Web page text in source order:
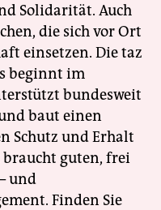
Solidarität. Auch
die sich vor Ort
einsetzen. Die taz
beginnt im
bundesweit
baut einen
Schutz und Erhalt
braucht guten, frei
und
Finden Sie